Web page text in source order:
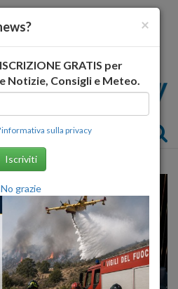
×
GRATIS per
Notizie, Consigli e Meteo.
sulla privacy
Iscriviti
No grazie